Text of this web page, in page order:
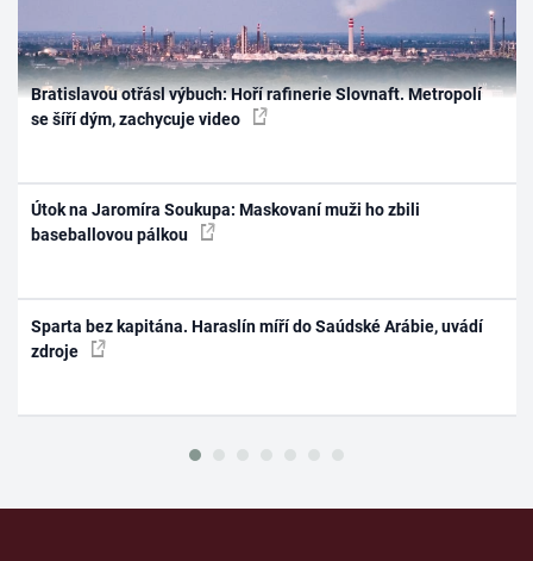
Bratislavou otřásl výbuch: Hoří rafinerie Slovnaft. Metropolí
se šíří dým, zachycuje video
Útok na Jaromíra Soukupa: Maskovaní muži ho zbili
baseballovou pálkou
Sparta bez kapitána. Haraslín míří do Saúdské Arábie, uvádí
zdroje